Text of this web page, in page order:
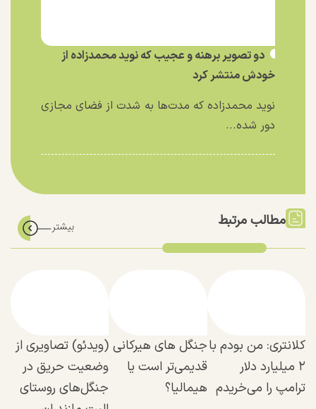
دو تصویر برهنه و عجیب که نوید محمدزاده از
خودش منتشر کرد
نوید محمدزاده که مدت‌ها به شدت از فضای مجازی
دور شده...
مطالب مرتبط
کلانتری: من بودم با
۲ میلیارد دلار
ترامپ را می‌خریدم
جنگل های هیرکانی
قدیمی‌تر است یا
هیمالیا؟
(ویدئو)‌ تصاویری از
وضعیت حریق در
جنگل‌های روستای